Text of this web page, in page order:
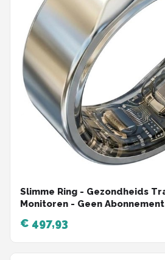
Slimme Ring - Gezondheids
Monitoren - Geen
€ 497,93